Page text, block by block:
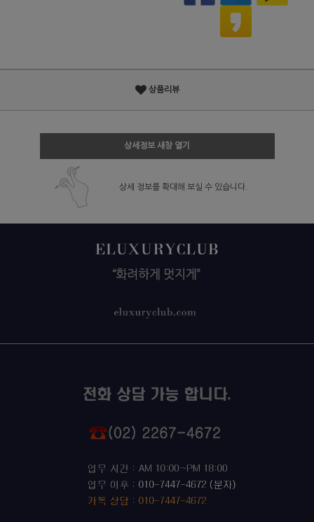
상품리뷰
상세정보 새창 열기
상세 정보를 확대해 보실 수 있습니다.